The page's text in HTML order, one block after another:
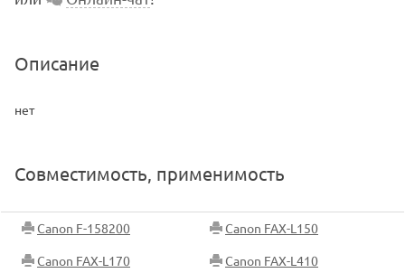
Описание
нет
Совместимость, применимость
Canon F-158200 Canon FAX-L150
Canon FAX-L170 Canon FAX-L410